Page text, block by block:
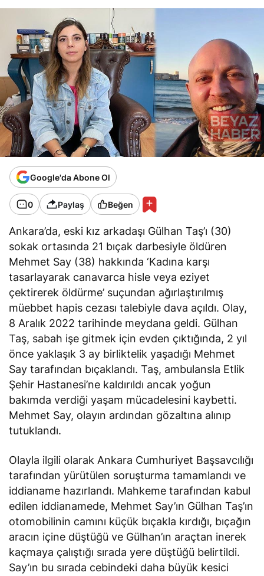
Google'da Abone Ol
0 Paylaş Beğen
Ankara’da, eski kız arkadaşı Gülhan Taş’ı (30)
sokak ortasında 21 bıçak darbesiyle öldüren
Mehmet Say (38) hakkında ‘Kadına karşı
tasarlayarak canavarca hisle veya eziyet
çektirerek öldürme’ suçundan ağırlaştırılmış
müebbet hapis cezası talebiyle dava açıldı. Olay,
8 Aralık 2022 tarihinde meydana geldi. Gülhan
Taş, sabah işe gitmek için evden çıktığında, 2 yıl
önce yaklaşık 3 ay birliktelik yaşadığı Mehmet
Say tarafından bıçaklandı. Taş, ambulansla Etlik
Şehir Hastanesi’ne kaldırıldı ancak yoğun
bakımda verdiği yaşam mücadelesini kaybetti.
Mehmet Say, olayın ardından gözaltına alınıp
tutuklandı.
Olayla ilgili olarak Ankara Cumhuriyet Başsavcılığı
tarafından yürütülen soruşturma tamamlandı ve
iddianame hazırlandı. Mahkeme tarafından kabul
edilen iddianamede, Mehmet Say’ın Gülhan Taş’ın
otomobilinin camını küçük bıçakla kırdığı, bıçağın
aracın içine düştüğü ve Gülhan’ın araçtan inerek
kaçmaya çalıştığı sırada yere düştüğü belirtildi.
Say’ın bu sırada cebindeki daha büyük kesici